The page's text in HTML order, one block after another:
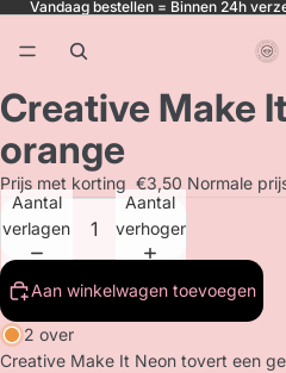
Vandaag bestellen = Binnen 24h
Creative Make
orange
Prijs met korting €3,50 Normale
Aantal
verlagen
Aantal
verhogen
Aan winkelwagen toevoegen
2 over
Creative Make It Neon tovert een